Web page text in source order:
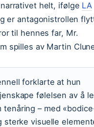
helt, ifølge LA
er antagonistrollen
til hennes far, Mr.
spilles av Martin
forklarte at hun
følelsen av å
tenåring – med
sterke visuelle